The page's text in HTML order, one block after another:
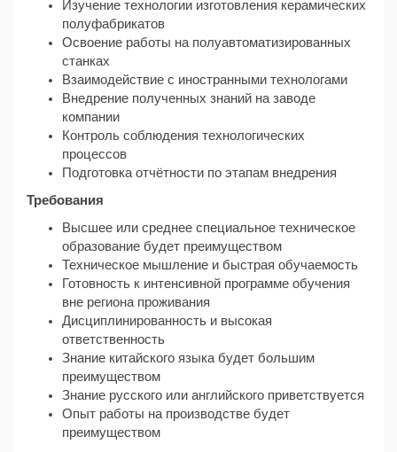
Изучение технологии изготовления керамических
полуфабрикатов
Освоение работы на полуавтоматизированных
станках
Взаимодействие с иностранными технологами
Внедрение полученных знаний на заводе
компании
Контроль соблюдения технологических
процессов
Подготовка отчётности по этапам внедрения
Требования
Высшее или среднее специальное техническое
образование будет преимуществом
Техническое мышление и быстрая обучаемость
Готовность к интенсивной программе обучения
вне региона проживания
Дисциплинированность и высокая
ответственность
Знание китайского языка будет большим
преимуществом
Знание русского или английского приветствуется
Опыт работы на производстве будет
преимуществом